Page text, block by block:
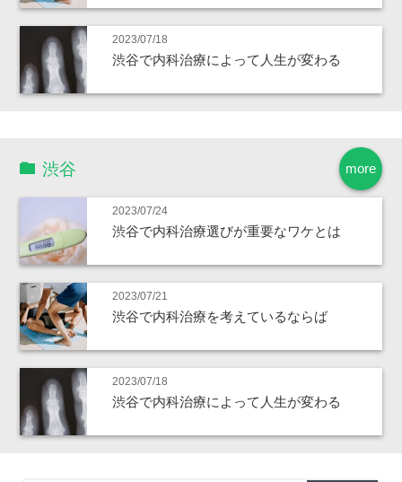
2023/07/18
渋谷で内科治療によって人生が変わる
more
渋谷
2023/07/24
渋谷で内科治療選びが重要なワケとは
2023/07/21
渋谷で内科治療を考えているならば
2023/07/18
渋谷で内科治療によって人生が変わる